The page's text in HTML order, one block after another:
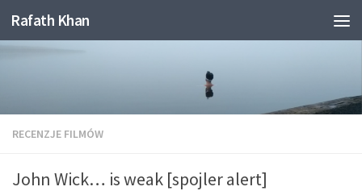
Skip to content
Rafath Khan
RECENZJE FILMÓW
John Wick… is weak [spojler alert]